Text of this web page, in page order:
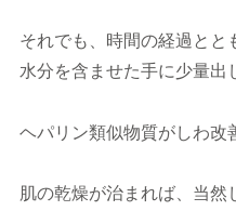
それでも、時間の経過とと
水分を含ませた手に少量出
ヘパリン類似物質がしわ改
肌の乾燥が治まれば、当然